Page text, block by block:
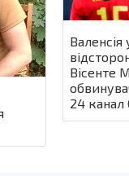
Вісенте
24 канал